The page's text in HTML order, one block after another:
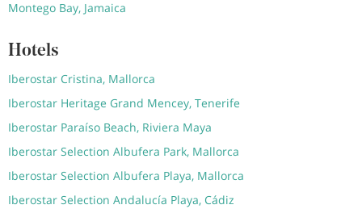
Montego Bay, Jamaica
Hotels
Iberostar Cristina, Mallorca
Iberostar Heritage Grand Mencey, Tenerife
Iberostar Paraíso Beach, Riviera Maya
Iberostar Selection Albufera Park, Mallorca
Iberostar Selection Albufera Playa, Mallorca
Iberostar Selection Andalucía Playa, Cádiz